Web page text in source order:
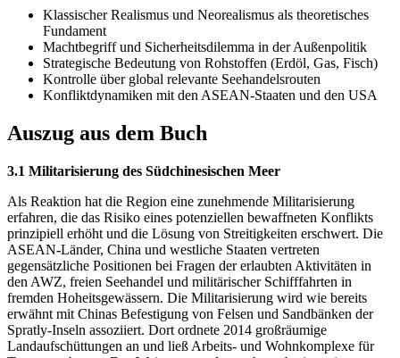
Klassischer Realismus und Neorealismus als theoretisches
Fundament
Machtbegriff und Sicherheitsdilemma in der Außenpolitik
Strategische Bedeutung von Rohstoffen (Erdöl, Gas, Fisch)
Kontrolle über global relevante Seehandelsrouten
Konfliktdynamiken mit den ASEAN-Staaten und den USA
Auszug aus dem Buch
3.1 Militarisierung des Südchinesischen Meer
Als Reaktion hat die Region eine zunehmende Militarisierung
erfahren, die das Risiko eines potenziellen bewaffneten Konflikts
prinzipiell erhöht und die Lösung von Streitigkeiten erschwert. Die
ASEAN-Länder, China und westliche Staaten vertreten
gegensätzliche Positionen bei Fragen der erlaubten Aktivitäten in
den AWZ, freien Seehandel und militärischer Schifffahrten in
fremden Hoheitsgewässern. Die Militarisierung wird wie bereits
erwähnt mit Chinas Befestigung von Felsen und Sandbänken der
Spratly-Inseln assoziiert. Dort ordnete 2014 großräumige
Landaufschüttungen an und ließ Arbeits- und Wohnkomplexe für